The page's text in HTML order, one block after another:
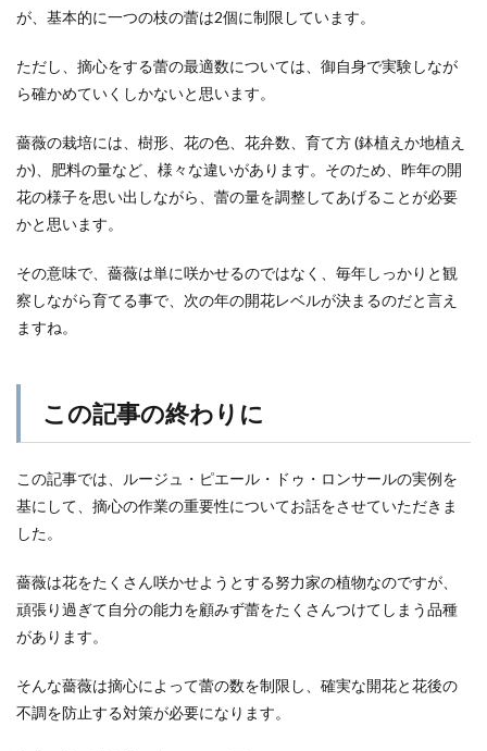
が、基本的に一つの枝の蕾は2個に制限しています。
ただし、摘心をする蕾の最適数については、御自身で実験しなが
ら確かめていくしかないと思います。
薔薇の栽培には、樹形、花の色、花弁数、育て方 (鉢植えか地植え
か)、肥料の量など、様々な違いがあります。そのため、昨年の開
花の様子を思い出しながら、蕾の量を調整してあげることが必要
かと思います。
その意味で、薔薇は単に咲かせるのではなく、毎年しっかりと観
察しながら育てる事で、次の年の開花レベルが決まるのだと言え
ますね。
この記事の終わりに
この記事では、ルージュ・ピエール・ドゥ・ロンサールの実例を
基にして、摘心の作業の重要性についてお話をさせていただきま
した。
薔薇は花をたくさん咲かせようとする努力家の植物なのですが、
頑張り過ぎて自分の能力を顧みず蕾をたくさんつけてしまう品種
があります。
そんな薔薇は摘心によって蕾の数を制限し、確実な開花と花後の
不調を防止する対策が必要になります。